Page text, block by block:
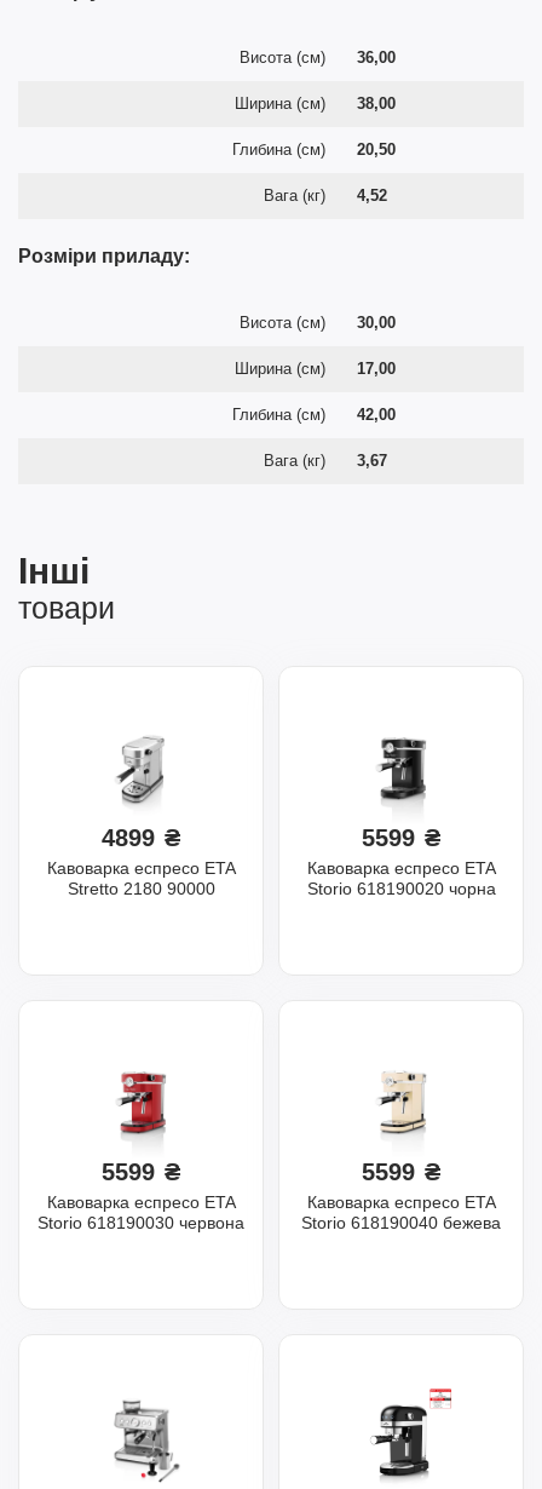
Висота (см) 36,00
Ширина (см) 38,00
Глибина (см) 20,50
Вага (кг) 4,52
Розміри приладу:
Висота (см) 30,00
Ширина (см) 17,00
Глибина (см) 42,00
Вага (кг) 3,67
Інші
товари
4899 ₴
Кавоварка еспресо ETA
Stretto 2180 90000
5599 ₴
Кавоварка еспресо ETA
Storio 618190020 чорна
5599 ₴
Кавоварка еспресо ETA
Storio 618190030 червона
5599 ₴
Кавоварка еспресо ETA
Storio 618190040 бежева